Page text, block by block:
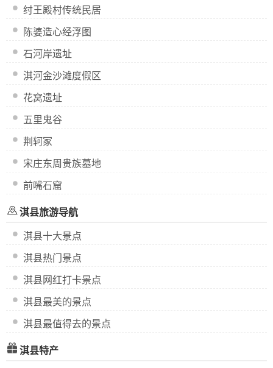
纣王殿村传统民居
陈婆造心经浮图
石河岸遗址
淇河金沙滩度假区
花窝遗址
五里鬼谷
荆轲冢
宋庄东周贵族墓地
前嘴石窟
淇县旅游导航
淇县十大景点
淇县热门景点
淇县网红打卡景点
淇县最美的景点
淇县最值得去的景点
淇县特产